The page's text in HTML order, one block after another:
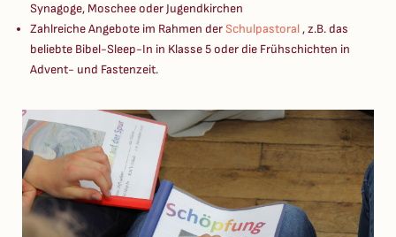
Synagoge, Moschee oder Jugendkirchen
Zahlreiche Angebote im Rahmen derSchulpastoral , z.B. das
beliebte Bibel-Sleep-In in Klasse 5 oder die Frühschichten in
Advent- und Fastenzeit.